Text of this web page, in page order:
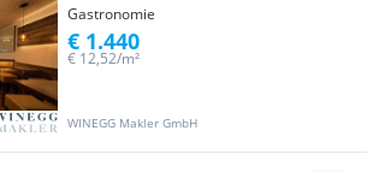
Gastronomie
WINEGG Makler GmbH
€ 12,52/m²
€ 1.440